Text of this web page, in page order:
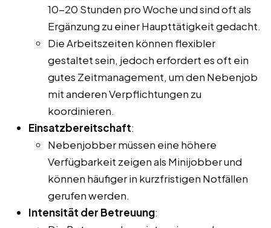
10-20 Stunden pro Woche und sind oft als
Ergänzung zu einer Haupttätigkeit gedacht.
Die Arbeitszeiten können flexibler
gestaltet sein, jedoch erfordert es oft ein
gutes Zeitmanagement, um den Nebenjob
mit anderen Verpflichtungen zu
koordinieren.
Einsatzbereitschaft:
Nebenjobber müssen eine höhere
Verfügbarkeit zeigen als Minijobber und
können häufiger in kurzfristigen Notfällen
gerufen werden.
Intensität der Betreuung: